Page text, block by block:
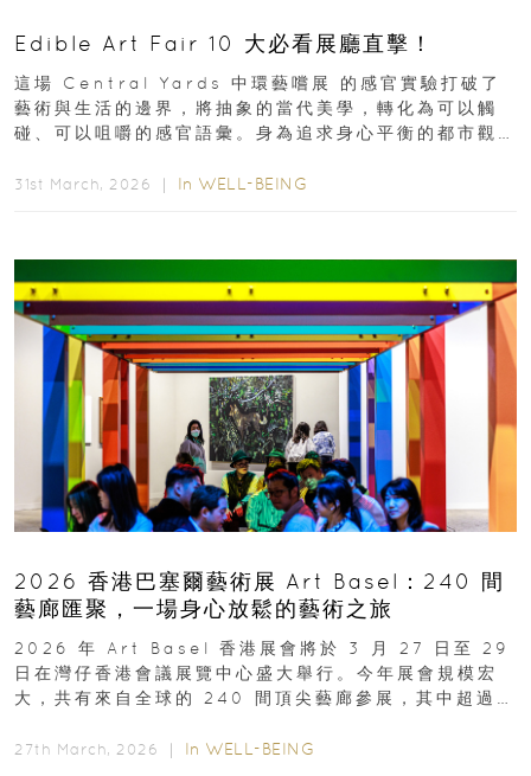
Edible Art Fair 10 大必看展廳直擊！
這場 Central Yards 中環藝嚐展 的感官實驗打破了
藝術與生活的邊界，將抽象的當代美學，轉化為可以觸
碰、可以咀嚼的感官語彙。身為追求身心平衡的都市觀
31st March, 2026 ｜ In WELL-BEING
2026 香港巴塞爾藝術展 Art Basel：240 間
藝廊匯聚，一場身心放鬆的藝術之旅
2026 年 Art Basel 香港展會將於 3 月 27 日至 29
日在灣仔香港會議展覽中心盛大舉行。今年展會規模宏
大，共有來自全球的 240 間頂尖藝廊參展，其中超過半
27th March, 2026 ｜ In WELL-BEING